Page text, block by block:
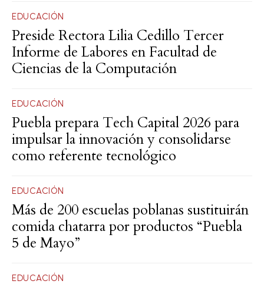
EDUCACIÓN
Preside Rectora Lilia Cedillo Tercer
Informe de Labores en Facultad de
Ciencias de la Computación
EDUCACIÓN
Puebla prepara Tech Capital 2026 para
impulsar la innovación y consolidarse
como referente tecnológico
EDUCACIÓN
Más de 200 escuelas poblanas sustituirán
comida chatarra por productos “Puebla
5 de Mayo”
EDUCACIÓN